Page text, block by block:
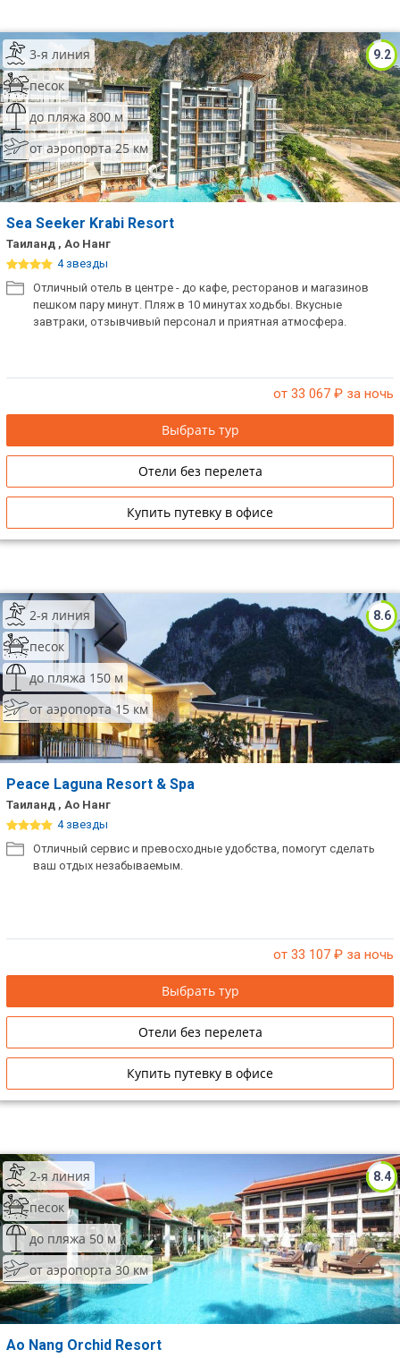
9.2
3-я линия
песок
до пляжа 800 м
от аэропорта 25 км
Sea Seeker Krabi Resort
Таиланд , Ао Нанг
4 звезды
Отличный отель в центре - до кафе, ресторанов и магазинов
пешком пару минут. Пляж в 10 минутах ходьбы. Вкусные
завтраки, отзывчивый персонал и приятная атмосфера.
от 33 067 ₽ за ночь
Выбрать тур
Отели без перелета
Купить путевку в офисе
8.6
2-я линия
песок
до пляжа 150 м
от аэропорта 15 км
Peace Laguna Resort & Spa
Таиланд , Ао Нанг
4 звезды
Отличный сервис и превосходные удобства, помогут сделать
ваш отдых незабываемым.
от 33 107 ₽ за ночь
Выбрать тур
Отели без перелета
Купить путевку в офисе
8.4
2-я линия
песок
до пляжа 50 м
от аэропорта 30 км
Ao Nang Orchid Resort